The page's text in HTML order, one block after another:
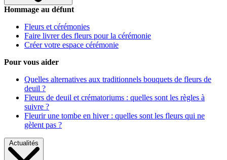
Hommage au défunt
Fleurs et cérémonies
Faire livrer des fleurs pour la cérémonie
Créer votre espace cérémonie
Pour vous aider
Quelles alternatives aux traditionnels bouquets de fleurs de
deuil ?
Fleurs de deuil et crématoriums : quelles sont les règles à
suivre ?
Fleurir une tombe en hiver : quelles sont les fleurs qui ne
gèlent pas ?
Actualités